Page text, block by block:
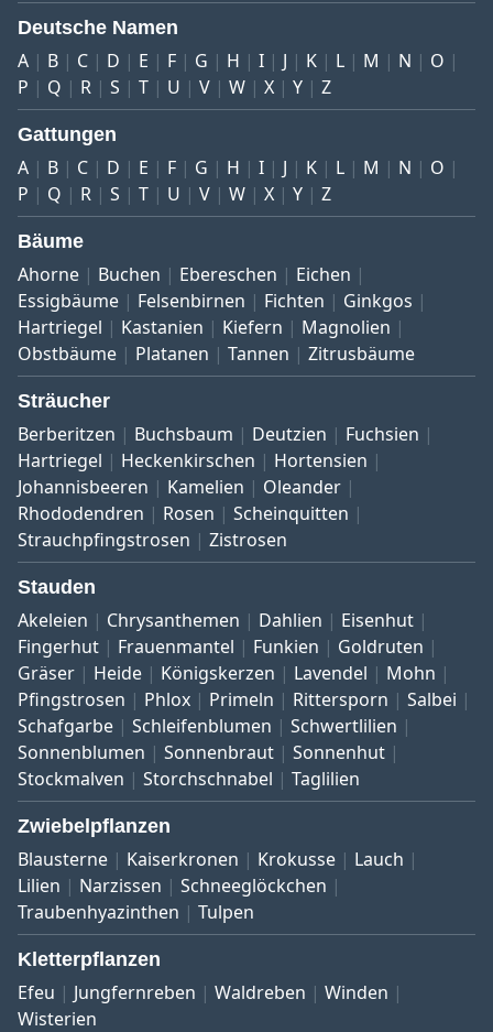
Deutsche Namen
A B C D E F G H I J K L M N
O
P
Q R S T U V W X Y Z
Gattungen
A B C D E F G H I J K L M N
O
P
Q R S T U V W X Y Z
Bäume
Ahorne Buchen Ebereschen
Eichen
Essigbäume
Felsenbirnen Fichten
Ginkgos
Hartriegel
Kastanien Kiefern
Magnolien
Obstbäume
Platanen Tannen Zitrusbäume
Sträucher
Berberitzen Buchsbaum Deutzien
Fuchsien
Hartriegel
Heckenkirschen
Hortensien
Johannisbeeren
Kamelien
Oleander
Rhododendren
Rosen
Scheinquitten
Strauchpfingstrosen
Zistrosen
Stauden
Akeleien Chrysanthemen Dahlien
Eisenhut
Fingerhut
Frauenmantel Funkien
Goldruten
Gräser
Heide Königskerzen Lavendel
Mohn
Pfingstrosen
Phlox Primeln Rittersporn
Salbei
Schafgarbe
Schleifenblumen
Schwertlilien
Sonnenblumen
Sonnenbraut
Sonnenhut
Stockmalven
Storchschnabel Taglilien
Zwiebelpflanzen
Blausterne Kaiserkronen Krokusse
Lauch
Lilien
Narzissen
Schneeglöckchen
Traubenhyazinthen
Tulpen
Kletterpflanzen
Efeu Jungfernreben Waldreben
Winden
Wisterien